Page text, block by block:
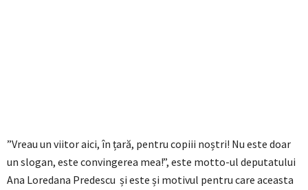
”Vreau un viitor aici, în țară, pentru copiii noștri! Nu este doar
un slogan, este convingerea mea!”, este motto-ul deputatului
Ana Loredana Predescu și este și motivul pentru care aceasta